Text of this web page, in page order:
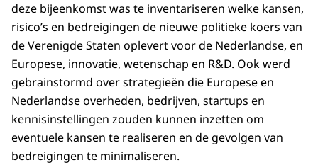
deze bijeenkomst was te inventariseren welke kansen,
risico’s en bedreigingen de nieuwe politieke koers van
de Verenigde Staten oplevert voor de Nederlandse, en
Europese, innovatie, wetenschap en R&D. Ook werd
gebrainstormd over strategieën die Europese en
Nederlandse overheden, bedrijven, startups en
kennisinstellingen zouden kunnen inzetten om
eventuele kansen te realiseren en de gevolgen van
bedreigingen te minimaliseren.